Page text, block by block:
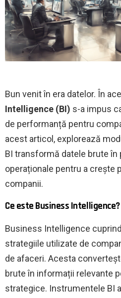
Bun venit în era datelor. În
Intelligence (BI) s-a impus
de performanță pentru
acest articol, explorează
BI transformă datele brute în
operaționale pentru a crește
companii.
Ce este Business Intelligence?
Business Intelligence
strategiile utilizate de
de afaceri. Acesta
brute în informații relevante
strategice. Instrumentele BI